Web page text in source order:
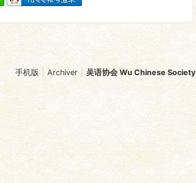
手机版 Archiver 吴语协会 Wu Chinese Society